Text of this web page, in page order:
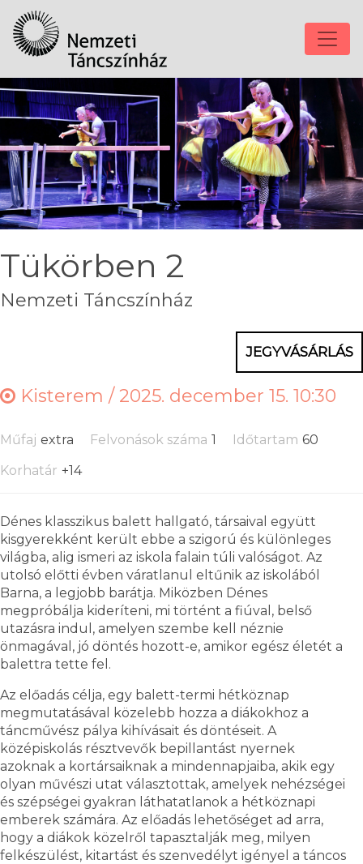
Tükörben 2
Nemzeti Táncszínház
JEGYVÁSÁRLÁS
Kisterem /2025. december 15. 10:30
Műfaj extra Felvonások száma 1 Időtartam 60
Korhatár +14
Dénes klasszikus balett hallgató, társaival együtt
kisgyerekként került ebbe a szigorú és különleges
világba, alig ismeri az iskola falain túli valóságot. Az
utolsó előtti évben váratlanul eltűnik az iskolából
Barna, a legjobb barátja. Miközben Dénes
megpróbálja kideríteni, mi történt a fiúval, belső
utazásra indul, amelyen szembe kell néznie
önmagával, jó döntés hozott-e, amikor egész életét a
balettra tette fel.
Az előadás célja, egy balett-termi hétköznap
megmutatásával közelebb hozza a diákokhoz a
táncművész pálya kihívásait és döntéseit. A
középiskolás résztvevők bepillantást nyernek
azoknak a kortársaiknak a mindennapjaiba, akik egy
olyan művészi utat választottak, amelyek nehézségei
és szépségei gyakran láthatatlanok a hétköznapi
emberek számára. Az előadás lehetőséget ad arra,
hogy a diákok közelről tapasztalják meg, milyen
felkészülést, kitartást és szenvedélyt igényel a táncos